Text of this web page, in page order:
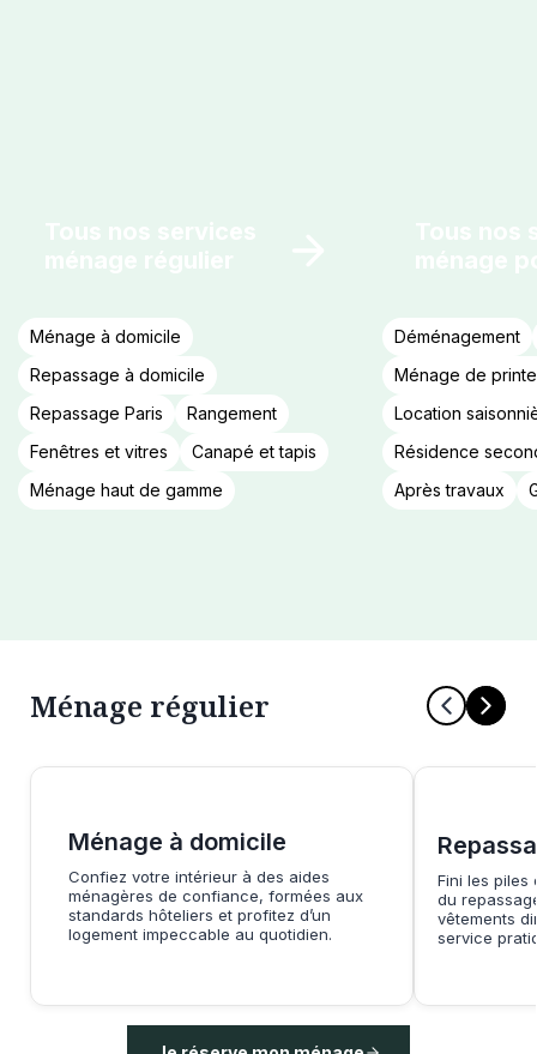
Ménage à domicile
Repassage à domicile
Repassage Paris
Rangement
Fenêtres et vitres
Canapé et tapis
Ménage haut de gamme
Déménagement
Ménage de
Location
Résidence
Après travaux
Ménage régulier
Ménage à domicile
Confiez votre intérieur à des aides
ménagères de confiance, formées aux
standards hôteliers et profitez d’un
logement impeccable au quotidien.
Fini les piles
du
vêtements
service